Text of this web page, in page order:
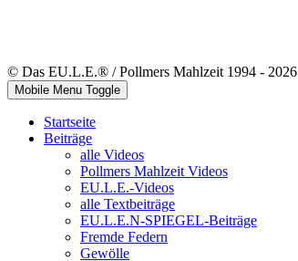
© Das EU.L.E.® / Pollmers Mahlzeit 1994 - 2026
Mobile Menu Toggle
Startseite
Beiträge
alle Videos
Pollmers Mahlzeit Videos
EU.L.E.-Videos
alle Textbeiträge
EU.L.E.N-SPIEGEL-Beiträge
Fremde Federn
Gewölle